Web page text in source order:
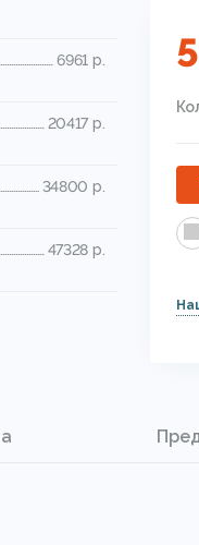
6961 р.
20417 р.
34800 р.
47328 р.